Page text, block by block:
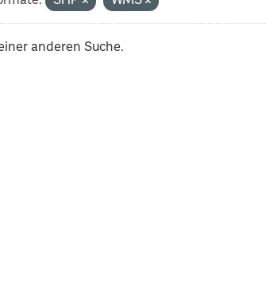
anderen Suche.